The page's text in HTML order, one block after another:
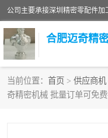
合肥迈奇精
当前位置： 首页 > 供应商机
奇精密机械 批量订单可免
铣床加工